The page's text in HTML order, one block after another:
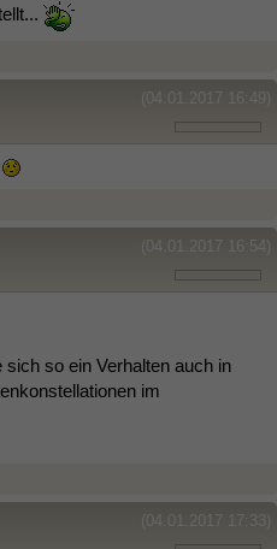
(04.01.2017 16:49)
(04.01.2017 16:54)
so ein Verhalten auch in
im
(04.01.2017 17:33)